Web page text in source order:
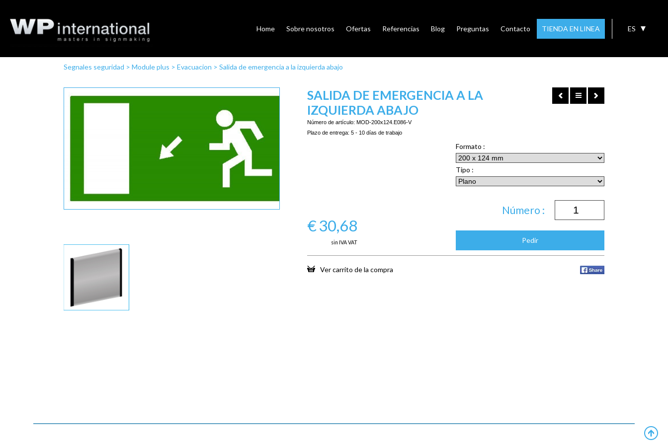
ES
Home Sobre nosotros Ofertas Referencias Blog Preguntas Contacto TIENDA EN LINEA
Segnales seguridad > Module plus > Evacuacion > Salida de emergencia a la izquierda abajo
SALIDA DE EMERGENCIA A LA
IZQUIERDA ABAJO
Número de artículo: MOD-200x124.E086-V
Plazo de entrega: 5 - 10 días de trabajo
€30,68
sin IVA VAT
Formato :
Tipo :
Número :
Pedir
Ver carrito de la compra